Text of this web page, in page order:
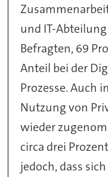
und IT-
Befragten, 69
Anteil bei der
Prozesse. Auch
Nutzung von
wieder
circa drei
jedoch, dass